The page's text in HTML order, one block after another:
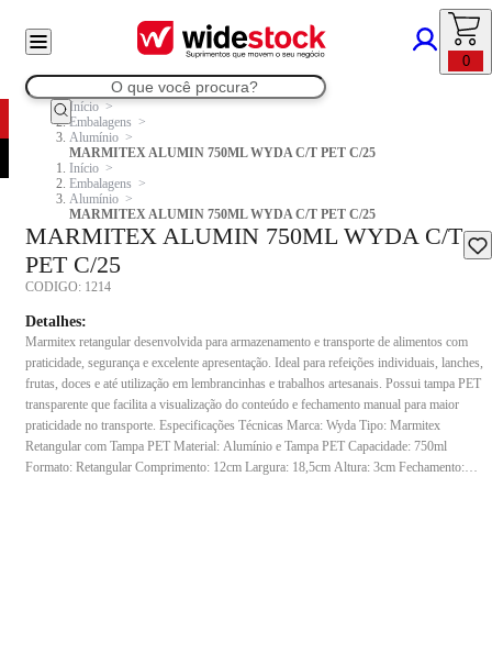
0
Início
Embalagens
Alumínio
MARMITEX ALUMIN 750ML WYDA C/T PET C/25
Início
Embalagens
Alumínio
MARMITEX ALUMIN 750ML WYDA C/T PET C/25
MARMITEX ALUMIN 750ML WYDA C/T
PET C/25
CODIGO: 1214
Detalhes:
Marmitex retangular desenvolvida para armazenamento e transporte de alimentos com
praticidade, segurança e excelente apresentação. Ideal para refeições individuais, lanches,
frutas, doces e até utilização em lembrancinhas e trabalhos artesanais. Possui tampa PET
transparente que facilita a visualização do conteúdo e fechamento manual para maior
praticidade no transporte. Especificações Técnicas Marca: Wyda Tipo: Marmitex
Retangular com Tampa PET Material: Alumínio e Tampa PET Capacidade: 750ml
Formato: Retangular Comprimento: 12cm Largura: 18,5cm Altura: 3cm Fechamento: